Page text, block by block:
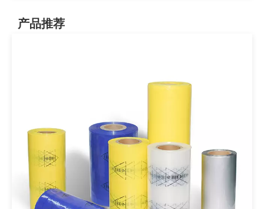
产品推荐